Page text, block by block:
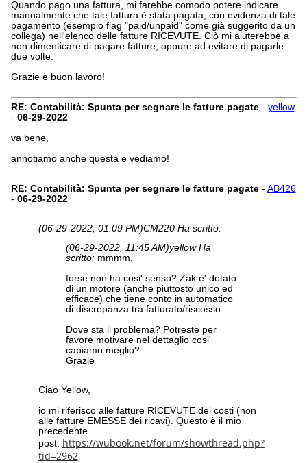
Quando pago una fattura, mi farebbe comodo potere indicare
manualmente che tale fattura è stata pagata, con evidenza di tale
pagamento (esempio flag "paid/unpaid" come già suggerito da un
collega) nell'elenco delle fatture RICEVUTE. Ciò mi aiuterebbe a
non dimenticare di pagare fatture, oppure ad evitare di pagarle
due volte.
Grazie e buon lavoro!
RE: Contabilità: Spunta per segnare le fatture pagate- yellow
- 06-29-2022
va bene,
annotiamo anche questa e vediamo!
RE: Contabilità: Spunta per segnare le fatture pagate- AB426
- 06-29-2022
(06-29-2022, 01:09 PM)CM220 Ha scritto:
(06-29-2022, 11:45 AM)yellow Ha
scritto: mmmm,
forse non ha cosi' senso? Zak e' dotato
di un motore (anche piuttosto unico ed
efficace) che tiene conto in automatico
di discrepanza tra fatturato/riscosso.
Dove sta il problema? Potreste per
favore motivare nel dettaglio cosi'
capiamo meglio?
Grazie
Ciao Yellow,
io mi riferisco alle fatture RICEVUTE dei costi (non
alle fatture EMESSE dei ricavi). Questo è il mio
precedente
post: https://wubook.net/forum/showthread.php?
tid=2962